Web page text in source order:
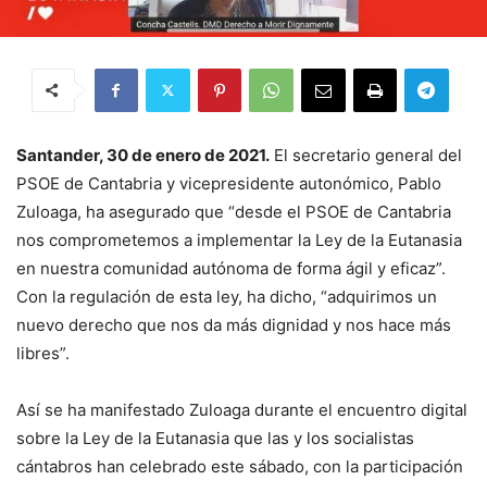
Santander, 30 de enero de 2021. El secretario general del
PSOE de Cantabria y vicepresidente autonómico, Pablo
Zuloaga, ha asegurado que “desde el PSOE de Cantabria
nos comprometemos a implementar la Ley de la Eutanasia
en nuestra comunidad autónoma de forma ágil y eficaz”.
Con la regulación de esta ley, ha dicho, “adquirimos un
nuevo derecho que nos da más dignidad y nos hace más
libres”.
Así se ha manifestado Zuloaga durante el encuentro digital
sobre la Ley de la Eutanasia que las y los socialistas
cántabros han celebrado este sábado, con la participación